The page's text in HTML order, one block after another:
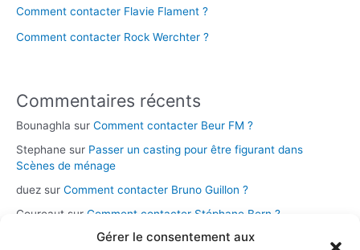
Gérer le consentement aux
Comment contacter Flavie Flament ?
Comment contacter Rock Werchter ?
Commentaires récents
Bounaghla sur Comment contacter Beur FM ?
Stephane sur Passer un casting pour être figurant dans
Scènes de ménage
duez sur Comment contacter Bruno Guillon ?
Coureaut sur Comment contacter Stéphane Bern ?
Comment contacter la chaîne Novo 19 ?